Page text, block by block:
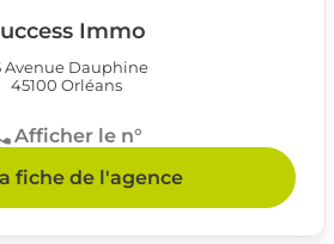
Immo
Avenue Dauphine
45100 Orléans
Afficher le n°
fiche de l'agence